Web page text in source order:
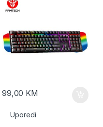
99,00 KM
Uporedi